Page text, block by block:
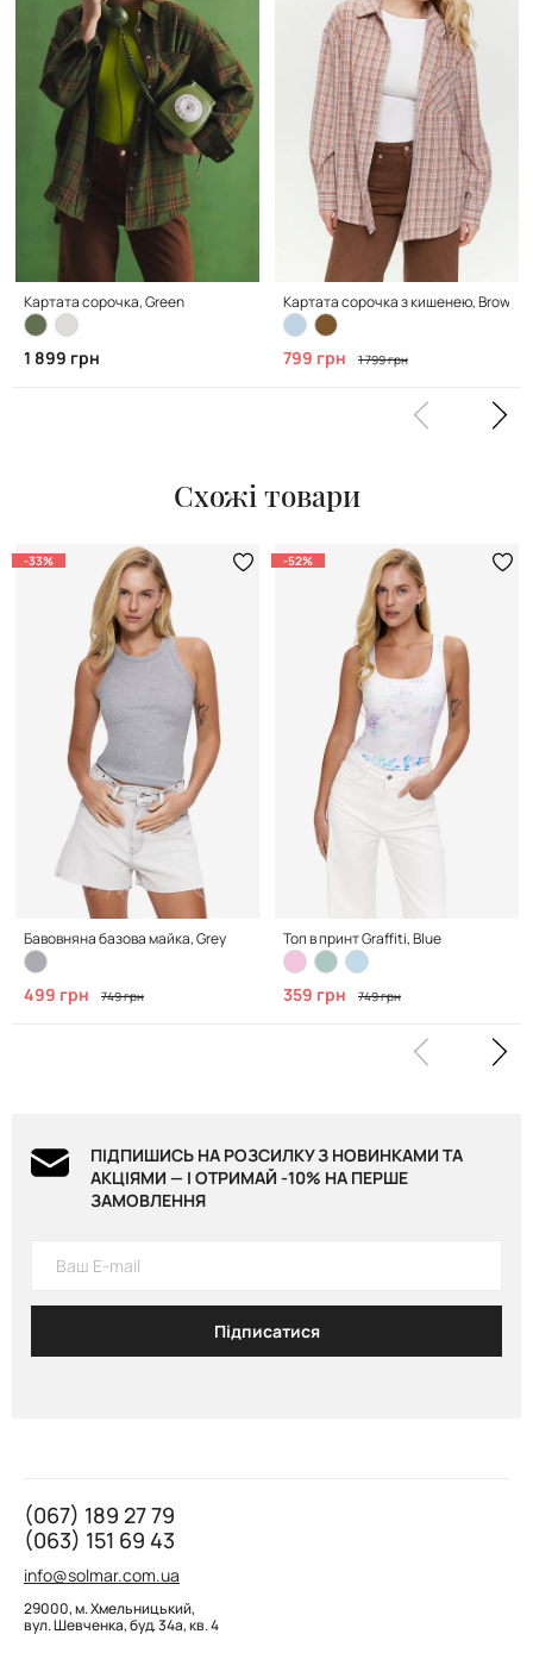
Картата сорочка, Green
1 899 грн
Картата сорочка з кишенею, Brown
799 грн 1 799 грн
Схожі товари
-33%
Бавовняна базова майка, Grey
499 грн 749 грн
-52%
Топ в принт Graffiti, Blue
359 грн 749 грн
ПІДПИШИСЬ НА РОЗСИЛКУ З НОВИНКАМИ ТА
АКЦІЯМИ — І ОТРИМАЙ -10% НА ПЕРШЕ
ЗАМОВЛЕННЯ
Підписатися
(067) 189 27 79
(063) 151 69 43
info@solmar.com.ua
29000, м. Хмельницький,
вул. Шевченка, буд. 34а, кв. 4